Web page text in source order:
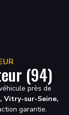
(94)
près de
Vitry-sur-Seine,
garantie.